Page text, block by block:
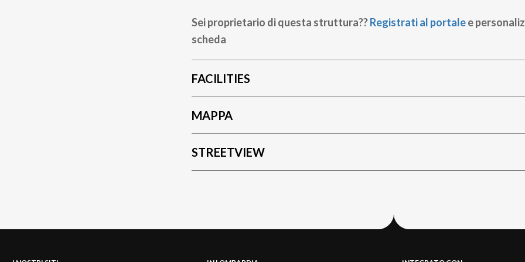
Sei proprietario di questa struttura??Registrati al portalee
scheda
FACILITIES
MAPPA
STREETVIEW